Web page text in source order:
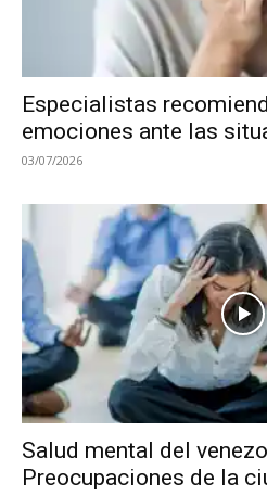
Especialistas
emociones ante las
03/07/2026
Salud mental del
Preocupaciones de la